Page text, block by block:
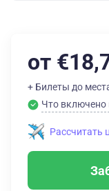
от
+ Билеты до
Что включено
Рассчитать